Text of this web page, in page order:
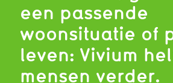
een passende
woonsituatie of
leven: Vivium
mensen verder.